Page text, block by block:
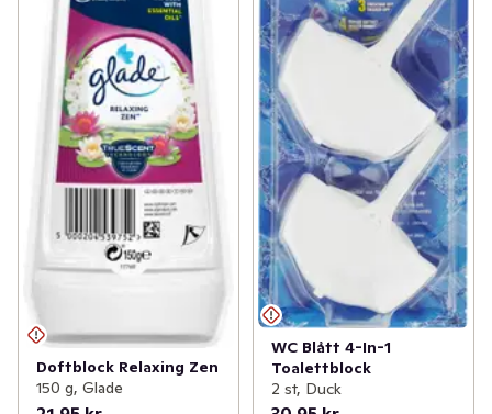
Doftblock Relaxing Zen
150 g, Glade
WC Blått 4-In-1
Toalettblock
2 st, Duck